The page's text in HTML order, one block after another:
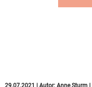
29.07.2021 | Autor: Anne Sturm |